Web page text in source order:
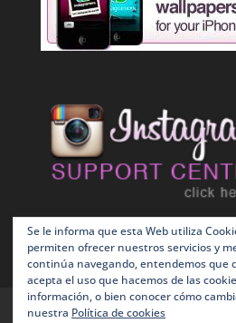
Terms and Conditions
Se le informa que esta Web utiliza
permiten ofrecer nuestros servicios y
continúa navegando, entendemos que
acepta el uso que hacemos de las
información, o bien conocer cómo
nuestra Política de cookies